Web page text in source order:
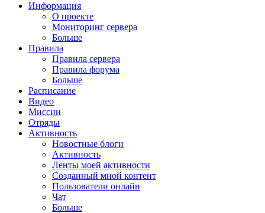
Информация
О проекте
Мониторинг сервера
Больше
Правила
Правила сервера
Правила форума
Больше
Расписание
Видео
Миссии
Отряды
Активность
Новостные блоги
Активность
Ленты моей активности
Созданный мной контент
Пользователи онлайн
Чат
Больше